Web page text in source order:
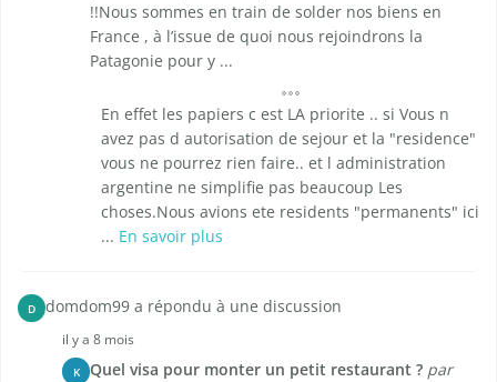
!!Nous sommes en train de solder nos biens en
France , à l’issue de quoi nous rejoindrons la
Patagonie pour y ...
En effet les papiers c est LA priorite .. si Vous n
avez pas d autorisation de sejour et la "residence"
vous ne pourrez rien faire.. et l administration
argentine ne simplifie pas beaucoup Les
choses.Nous avions ete residents "permanents" ici
... En savoir plus
D domdom99 a répondu à une discussion
il y a 8 mois
K Quel visa pour monter un petit restaurant ? par